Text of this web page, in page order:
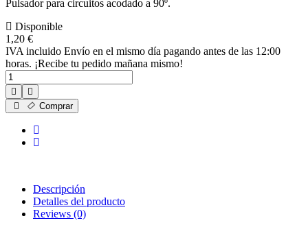
Pulsador para circuitos acodado a 90º.
Disponible
1,20 €
IVA incluido Envío en el mismo día pagando antes de las 12:00
horas. ¡Recibe tu pedido mañana mismo!
Cantidad de unidades
Comprar
Descripción
Detalles del producto
Reviews (0)